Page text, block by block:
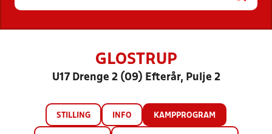
GLOSTRUP
U17 Drenge 2 (09) Efterår, Pulje 2
STILLING INFO KAMPPROGRAM